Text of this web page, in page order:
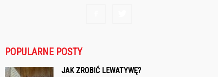
POPULARNE POSTY
JAK ZROBIĆ LEWATYWĘ?